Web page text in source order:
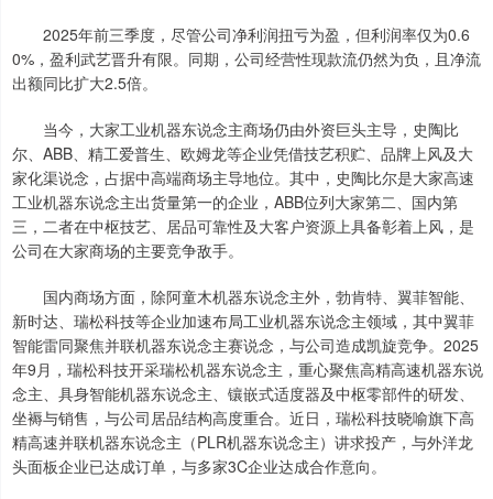
2025年前三季度，尽管公司净利润扭亏为盈，但利润率仅为0.6
0%，盈利武艺晋升有限。同期，公司经营性现款流仍然为负，且净流
出额同比扩大2.5倍。
当今，大家工业机器东说念主商场仍由外资巨头主导，史陶比
尔、ABB、精工爱普生、欧姆龙等企业凭借技艺积贮、品牌上风及大
家化渠说念，占据中高端商场主导地位。其中，史陶比尔是大家高速
工业机器东说念主出货量第一的企业，ABB位列大家第二、国内第
三，二者在中枢技艺、居品可靠性及大客户资源上具备彰着上风，是
公司在大家商场的主要竞争敌手。
国内商场方面，除阿童木机器东说念主外，勃肯特、翼菲智能、
新时达、瑞松科技等企业加速布局工业机器东说念主领域，其中翼菲
智能雷同聚焦并联机器东说念主赛说念，与公司造成凯旋竞争。2025
年9月，瑞松科技开采瑞松机器东说念主，重心聚焦高精高速机器东说
念主、具身智能机器东说念主、镶嵌式适度器及中枢零部件的研发、
坐褥与销售，与公司居品结构高度重合。近日，瑞松科技晓喻旗下高
精高速并联机器东说念主（PLR机器东说念主）讲求投产，与外洋龙
头面板企业已达成订单，与多家3C企业达成合作意向。